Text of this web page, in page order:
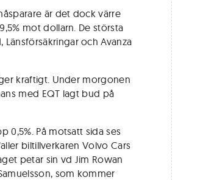
är det dock värre
mot dollarn. De största
och Avanza
kraftigt. Under morgonen
med EQT lagt bud på
0,5%. På motsatt sida ses
biltillverkaren Volvo Cars
petar sin vd Jim Rowan
som kommer